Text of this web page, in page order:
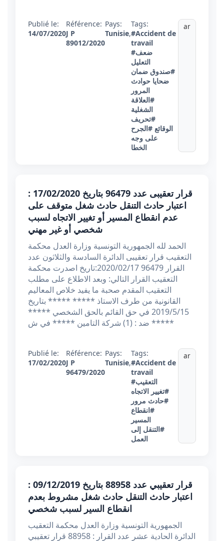
Publié le:
14/07/2020
Référence:
J P
89012/2020
Pays:
Tunisie,
Tags:
#Accident de
travail
#ضعف
التعليل
#صندوق ضمان
ضحايا حوادث
المرور
#العلاقة
الشغلية
#تحريف
الوقائع #الجرح
على وجه
الخطا
ar
قرار تعقیبی عدد 96479 بتاريخ 17/02/2020 :
اعتبار حادث التنقل حادث شغل متوقف على
عدم انقطاع المسير أو تغيير الاتجاه لسبب
شخصي أو غير مهني
الحمد لله الجمهورية التونسية وزارة العدل محكمة
التعقيب قرار تعقیبی الدائرة السادسة والثلاثون عدد
القرار 96479 2020/02/17:تاریخ اصدرت محكمة
التعقيب القرار التالي: وبعد الاطلاع على مطلب
التعقيب المقدم صحبة ما يفيد خلاص المعاليم
القانونية من طرف الاستاذ ***** ***** بتاريخ
2019/5/15 في حق القائم بالحق الشخصي *****
***** ضد : (1) شركة التامين ***** في ش
Publié le:
17/02/2020
Référence:
J P
96479/2020
Pays:
Tunisie,
Tags:
#Accident de
travail
#التعقيب
#تغيير الاتجاه
#حادث مرور
#انقطاع
المسير
#التنقل إلى
العمل
ar
قرار تعقيبي عدد 88958 بتاريخ 09/12/2019 :
اعتبار حادث التنقل حادث شغل مشروط بعدم
انقطاع السير لسبب شخصي
الجمهورية التونسية وزارة العدل محكمة التعقيب
الدائرة الحادية عشر عدد القرار : 88958 قرار تعقيبي